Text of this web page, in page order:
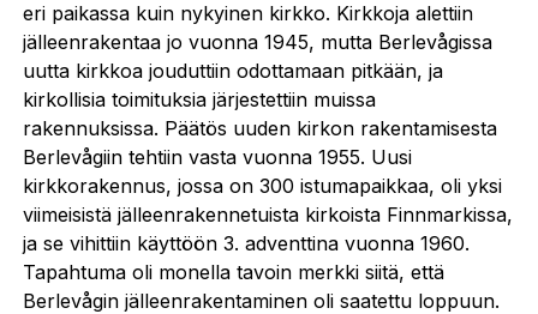
eri paikassa kuin nykyinen kirkko. Kirkkoja alettiin
jälleenrakentaa jo vuonna 1945, mutta Berlevågissa
uutta kirkkoa jouduttiin odottamaan pitkään, ja
kirkollisia toimituksia järjestettiin muissa
rakennuksissa. Päätös uuden kirkon rakentamisesta
Berlevågiin tehtiin vasta vuonna 1955. Uusi
kirkkorakennus, jossa on 300 istumapaikkaa, oli yksi
viimeisistä jälleenrakennetuista kirkoista Finnmarkissa,
ja se vihittiin käyttöön 3. adventtina vuonna 1960.
Tapahtuma oli monella tavoin merkki siitä, että
Berlevågin jälleenrakentaminen oli saatettu loppuun.